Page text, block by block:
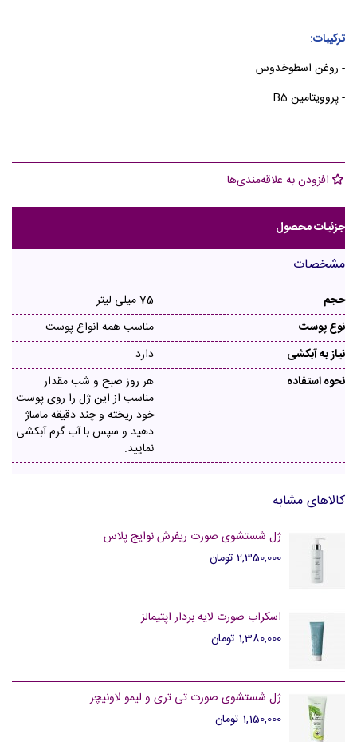
ترکیبات:
- روغن اسطوخدوس
- پروویتامین B5
افزودن به علاقه‌مندی‌ها
جزئیات محصول
مشخصات
حجم
75 میلی لیتر
نوع پوست
مناسب همه انواع پوست
نیاز به آبکشی
دارد
نحوه استفاده
هر روز صبح و شب مقدار
مناسب از این ژل را روی پوست
خود ریخته و چند دقیقه ماساژ
دهید و سپس با آب گرم آبکشی
نمایید.
کالاهای مشابه
ژل شستشوی صورت ریفرش نوایج پلاس
2,350,000 تومان
اسکراب صورت لایه بردار اپتیمالز
1,380,000 تومان
ژل شستشوی صورت تی تری و لیمو لاونیچر
1,150,000 تومان